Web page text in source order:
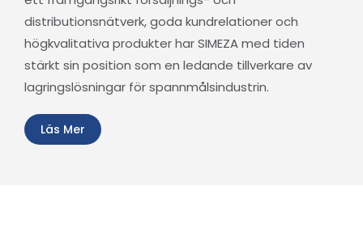
distributionsnätverk, goda kundrelationer och
högkvalitativa produkter har SIMEZA med tiden
stärkt sin position som en ledande tillverkare av
lagringslösningar för spannmålsindustrin.
Läs Mer